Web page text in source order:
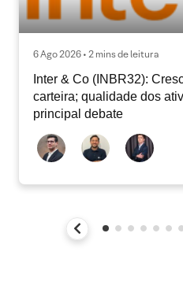
6 Ago 2026 • 2 mins de leitura
Inter & Co (INBR32):
carteira; qualidade dos
principal debate